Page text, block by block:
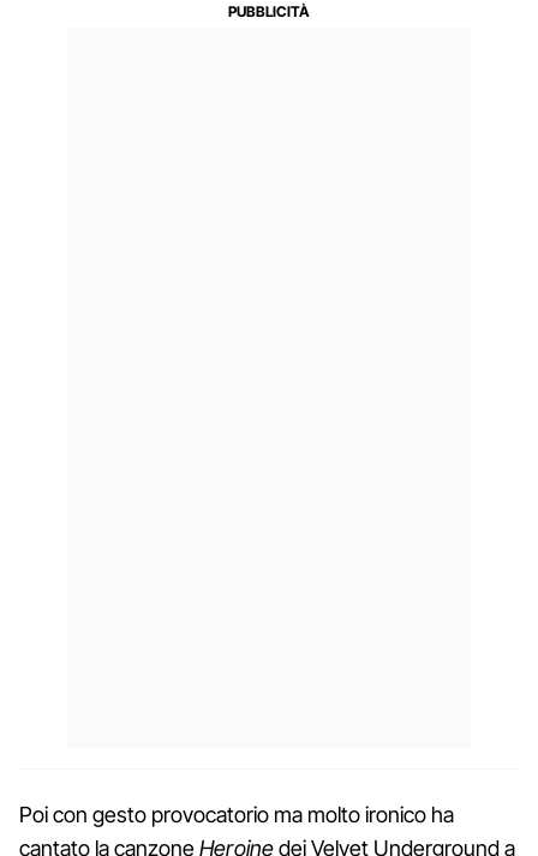
Poi con gesto provocatorio ma molto ironico ha
cantato la canzoneHeroinedei Velvet Underground a